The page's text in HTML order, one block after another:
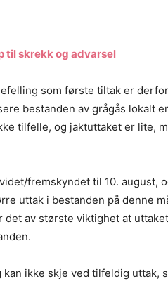
til skrekk og advarsel
som første tiltak er
bestanden av grågås lokalt
tilfelle, og jaktuttaket er lite,
fremskyndet til 10. august,
uttak i bestanden på denne
det av største viktighet at
ikke skje ved tilfeldig uttak,